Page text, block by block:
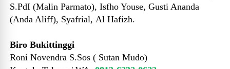
S.PdI (Malin Parmato), Isfho Youse,Gusti Ananda
(Anda Aliff), Syafrial, Al Hafizh.
Biro Bukittinggi
Roni Novendra S.Sos ( Sutan Mudo)